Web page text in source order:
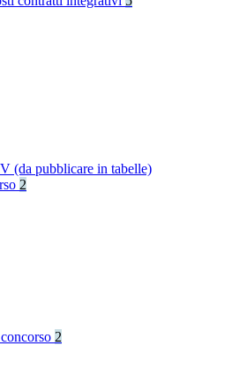
(da pubblicare in tabelle)
2
2